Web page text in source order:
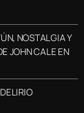
NOSTALGIA Y
JOHN CALE EN